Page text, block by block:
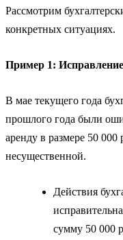
Рассмотрим
конкретных ситуациях.
Пример 1:
В мае текущего года
прошлого года были
аренду в размере 50
несущественной.
Действия
сумму 50 000